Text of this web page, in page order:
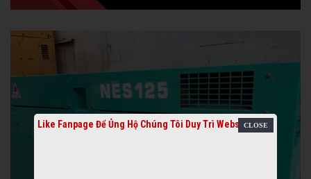
Like Fanpage Để Ủng Hộ Chúng Tôi Duy Trì Website